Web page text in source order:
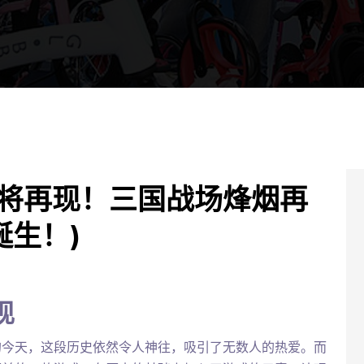
再现！三国战场烽烟再
生！)
天，这段历史依然令人神往，吸引了无数人的热爱。而